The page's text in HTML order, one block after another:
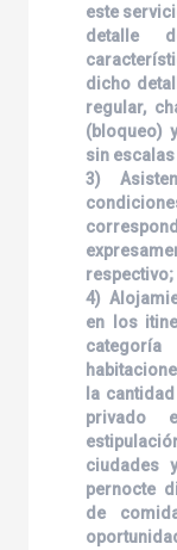
este
detalle
dicho
regular,
(bloqueo)
sin
3)
respectivo;
4)
en los
la
privado
ciudades
pernocte
de